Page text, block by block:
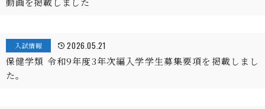
入試情報 2026.05.21
保健学類 令和9年度3年次編入学学生募集要項を掲載しまし
た。